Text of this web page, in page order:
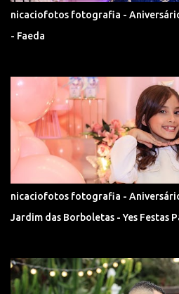
nicaciofotos fotografia -
- Faeda
nicaciofotos fotografia -
Jardim das Borboletas - Yes Festas